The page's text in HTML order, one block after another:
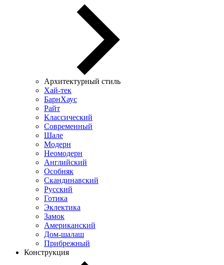
Архитектурный стиль
Хай-тек
БарнХаус
Райт
Классический
Современный
Шале
Модерн
Неомодерн
Английский
Особняк
Скандинавский
Русский
Готика
Эклектика
Замок
Американский
Дом-шалаш
Прибрежный
Конструкция